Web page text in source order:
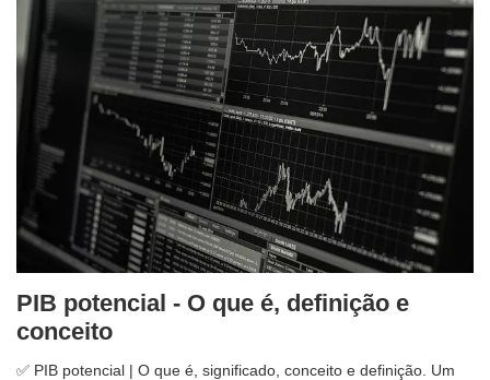
PIB potencial - O que é, definição e
conceito
✅ PIB potencial | O que é, significado, conceito e definição. Um